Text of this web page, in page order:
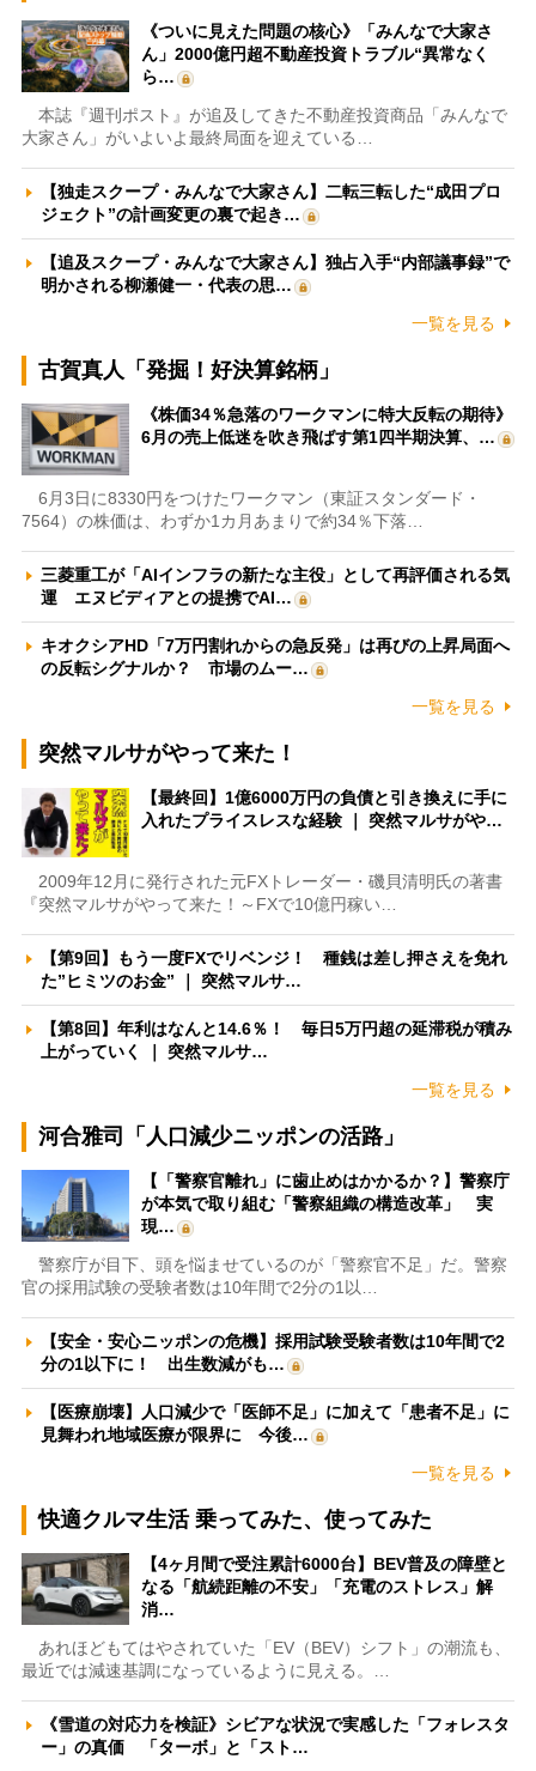
《ついに見えた問題の核心》「みんなで大家さ
ん」2000億円超不動産投資トラブル“異常なく
ら…
本誌『週刊ポスト』が追及してきた不動産投資商品「みんなで
大家さん」がいよいよ最終局面を迎えている…
【独走スクープ・みんなで大家さん】二転三転した“成田プロ
ジェクト”の計画変更の裏で起き…
【追及スクープ・みんなで大家さん】独占入手“内部議事録”で
明かされる柳瀬健一・代表の思…
一覧を見る
古賀真人「発掘！好決算銘柄」
《株価34％急落のワークマンに特大反転の期待》
6月の売上低迷を吹き飛ばす第1四半期決算、…
6月3日に8330円をつけたワークマン（東証スタンダード・
7564）の株価は、わずか1カ月あまりで約34％下落…
三菱重工が「AIインフラの新たな主役」として再評価される気
運 エヌビディアとの提携でAI…
キオクシアHD「7万円割れからの急反発」は再びの上昇局面へ
の反転シグナルか？ 市場のムー…
一覧を見る
突然マルサがやって来た！
【最終回】1億6000万円の負債と引き換えに手に
入れたプライスレスな経験 ｜ 突然マルサがや…
2009年12月に発行された元FXトレーダー・磯貝清明氏の著書
『突然マルサがやって来た！～FXで10億円稼い…
【第9回】もう一度FXでリベンジ！ 種銭は差し押さえを免れ
た”ヒミツのお金” ｜ 突然マルサ…
【第8回】年利はなんと14.6％！ 毎日5万円超の延滞税が積み
上がっていく ｜ 突然マルサ…
一覧を見る
河合雅司「人口減少ニッポンの活路」
【「警察官離れ」に歯止めはかかるか？】警察庁
が本気で取り組む「警察組織の構造改革」 実
現…
警察庁が目下、頭を悩ませているのが「警察官不足」だ。警察
官の採用試験の受験者数は10年間で2分の1以…
【安全・安心ニッポンの危機】採用試験受験者数は10年間で2
分の1以下に！ 出生数減がも…
【医療崩壊】人口減少で「医師不足」に加えて「患者不足」に
見舞われ地域医療が限界に 今後…
一覧を見る
快適クルマ生活 乗ってみた、使ってみた
【4ヶ月間で受注累計6000台】BEV普及の障壁と
なる「航続距離の不安」「充電のストレス」解
消…
あれほどもてはやされていた「EV（BEV）シフト」の潮流も、
最近では減速基調になっているように見える。…
《雪道の対応力を検証》シビアな状況で実感した「フォレスタ
ー」の真価 「ターボ」と「スト…